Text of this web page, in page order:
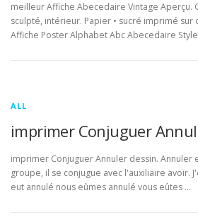
meilleur Affiche Abecedaire Vintage Aperçu.
sculpté, intérieur. Papier • sucré imprimé sur
Affiche Poster Alphabet Abc Abecedaire
ALL
imprimer Conjuguer
imprimer Conjuguer Annuler dessin. Annuler
groupe, il se conjugue avec l'auxiliaire avoir.
eut annulé nous eûmes annulé vous eûtes …